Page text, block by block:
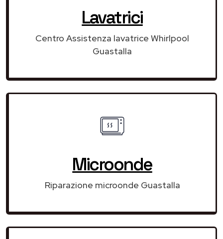
Lavatrici
Centro Assistenza lavatrice Whirlpool
Guastalla
Microonde
Riparazione microonde Guastalla